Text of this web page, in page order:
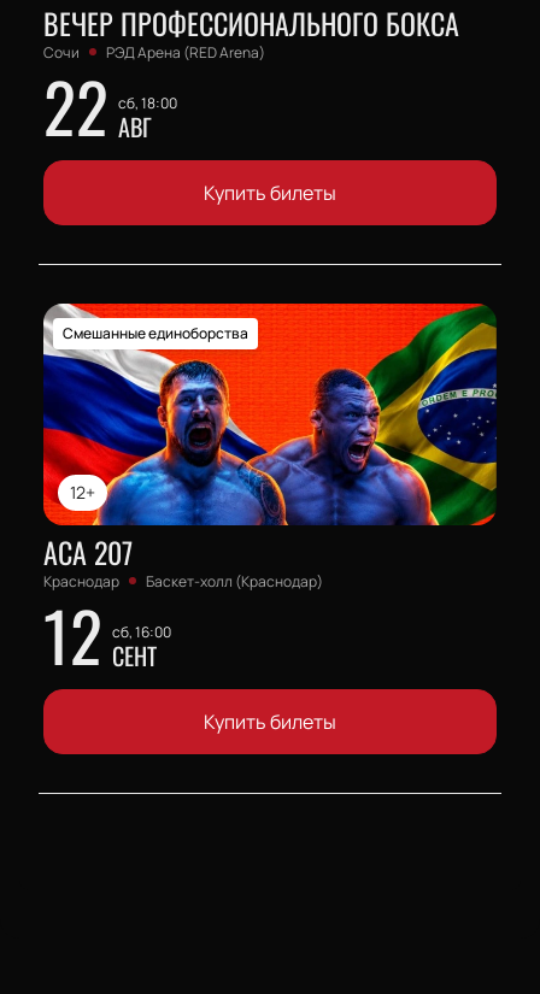
ВЕЧЕР ПРОФЕССИОНАЛЬНОГО БОКСА
Сочи РЭД Арена (RED Arena)
22 сб, 18:00
АВГ
Купить билеты
12+
Смешанные единоборства
АСА 207
Краснодар Баскет-холл (Краснодар)
12 сб, 16:00
СЕНТ
Купить билеты